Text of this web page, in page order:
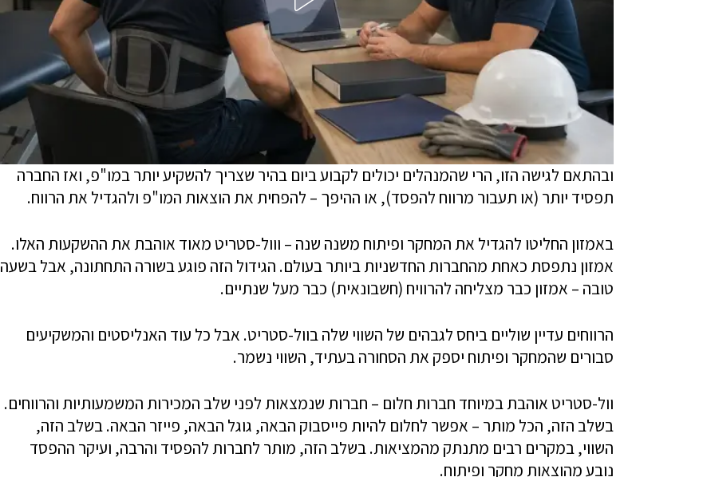
ובהתאם לגישה הזו, הרי שהמנהלים יכולים לקבוע ביום בהיר שצריך להשקיע יותר במו"פ, ואז החברה
תפסיד יותר (או תעבור מרווח להפסד), או ההיפך – להפחית את הוצאות המו"פ ולהגדיל את הרווח.
באמזון החליטו להגדיל את המחקר ופיתוח משנה שנה – ווול-סטריט מאוד אוהבת את ההשקעות האלו.
אמזון נתפסת כאחת מהחברות החדשניות ביותר בעולם. הגידול הזה פוגע בשורה התחתונה, אבל בשעה
טובה – אמזון כבר מצליחה להרוויח (חשבונאית) כבר מעל שנתיים.
הרווחים עדיין שוליים ביחס לגבהים של השווי שלה בוול-סטריט. אבל כל עוד האנליסטים והמשקיעים
סבורים שהמחקר ופיתוח יספק את הסחורה בעתיד, השווי נשמר.
וול-סטריט אוהבת במיוחד חברות חלום – חברות שנמצאות לפני שלב המכירות המשמעותיות והרווחים.
בשלב הזה, הכל מותר – אפשר לחלום להיות פייסבוק הבאה, גוגל הבאה, פייזר הבאה. בשלב הזה,
השווי, במקרים רבים מתנתק מהמציאות. בשלב הזה, מותר לחברות להפסיד והרבה, ועיקר ההפסד
נובע מהוצאות מחקר ופיתוח.